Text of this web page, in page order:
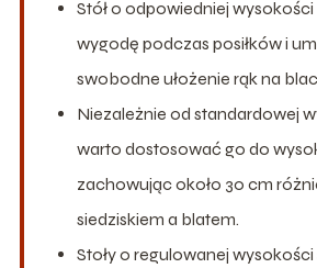
Stół o odpowiedniej
wygodę podczas posiłków i
swobodne ułożenie rąk na
Niezależnie od standardowej
warto dostosować go do
zachowując około 30 cm
siedziskiem a blatem.
Stoły o regulowanej